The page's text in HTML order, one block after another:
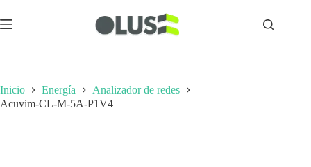
Inicio Energía
Analizador de redes
Acuvim-CL-M-5A-P1V4